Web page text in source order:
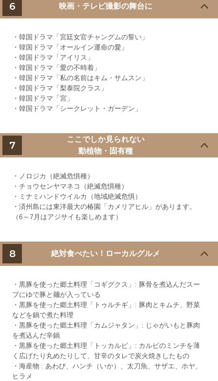
6 映画・テレビ撮影の舞台に
・韓国ドラマ「宮廷女官チャングムの誓い」
・韓国ドラマ「オールイン運命の愛」
・韓国ドラマ「アイリス」
・韓国ドラマ「愛の不時着」
・韓国ドラマ「私の名前はキム・サムスン」
・韓国ドラマ「梨泰院クラス」
・韓国ドラマ「宮」
・韓国ドラマ「シークレット・ガーデン」
7
ここでしか見られない
動植物・固有種
・ノロジカ（絶滅危惧種）
・チョウセンヤマネコ（絶滅危惧種）
・ミナミハンドウイルカ（地域絶滅危惧）
・済州島には東洋最大の椿園「カメリアヒル」があります。
（6～7月はアジサイも楽しめます）
8 絶対食べたい！ローカルグルメ
・黒豚を使った郷土料理「コギグクス」: 豚骨を煮込んだスー
プにゆで豚と麺が入っている
・黒豚を使った郷土料理「トゥルチギ」: 豚肉とキムチ、野菜
などを鍋で煮た料理
・黒豚を使った郷土料理「カムジャタン」: じゃがいもと豚肉
を煮込んだ辛鍋
・黒豚を使った郷土料理「トッカルビ」: カルビのミンチを薄
く広げたり丸めたりして、甘辛のタレで炭火焼きしたもの
・海産物 : あわび、ハンチ（いか）、太刀魚、サザエ、ホヤ、
ヒラメ